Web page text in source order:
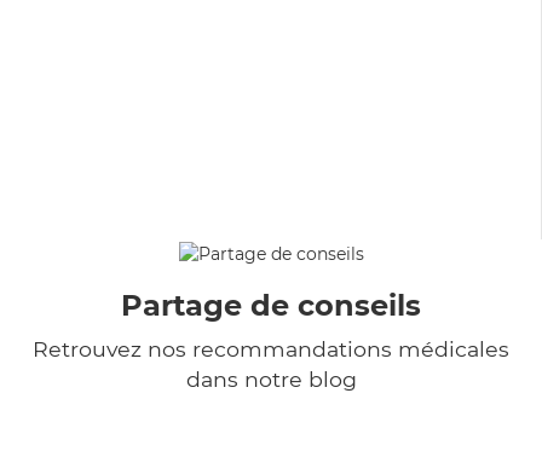
Partage de conseils
Retrouvez nos recommandations médicales
dans notre blog